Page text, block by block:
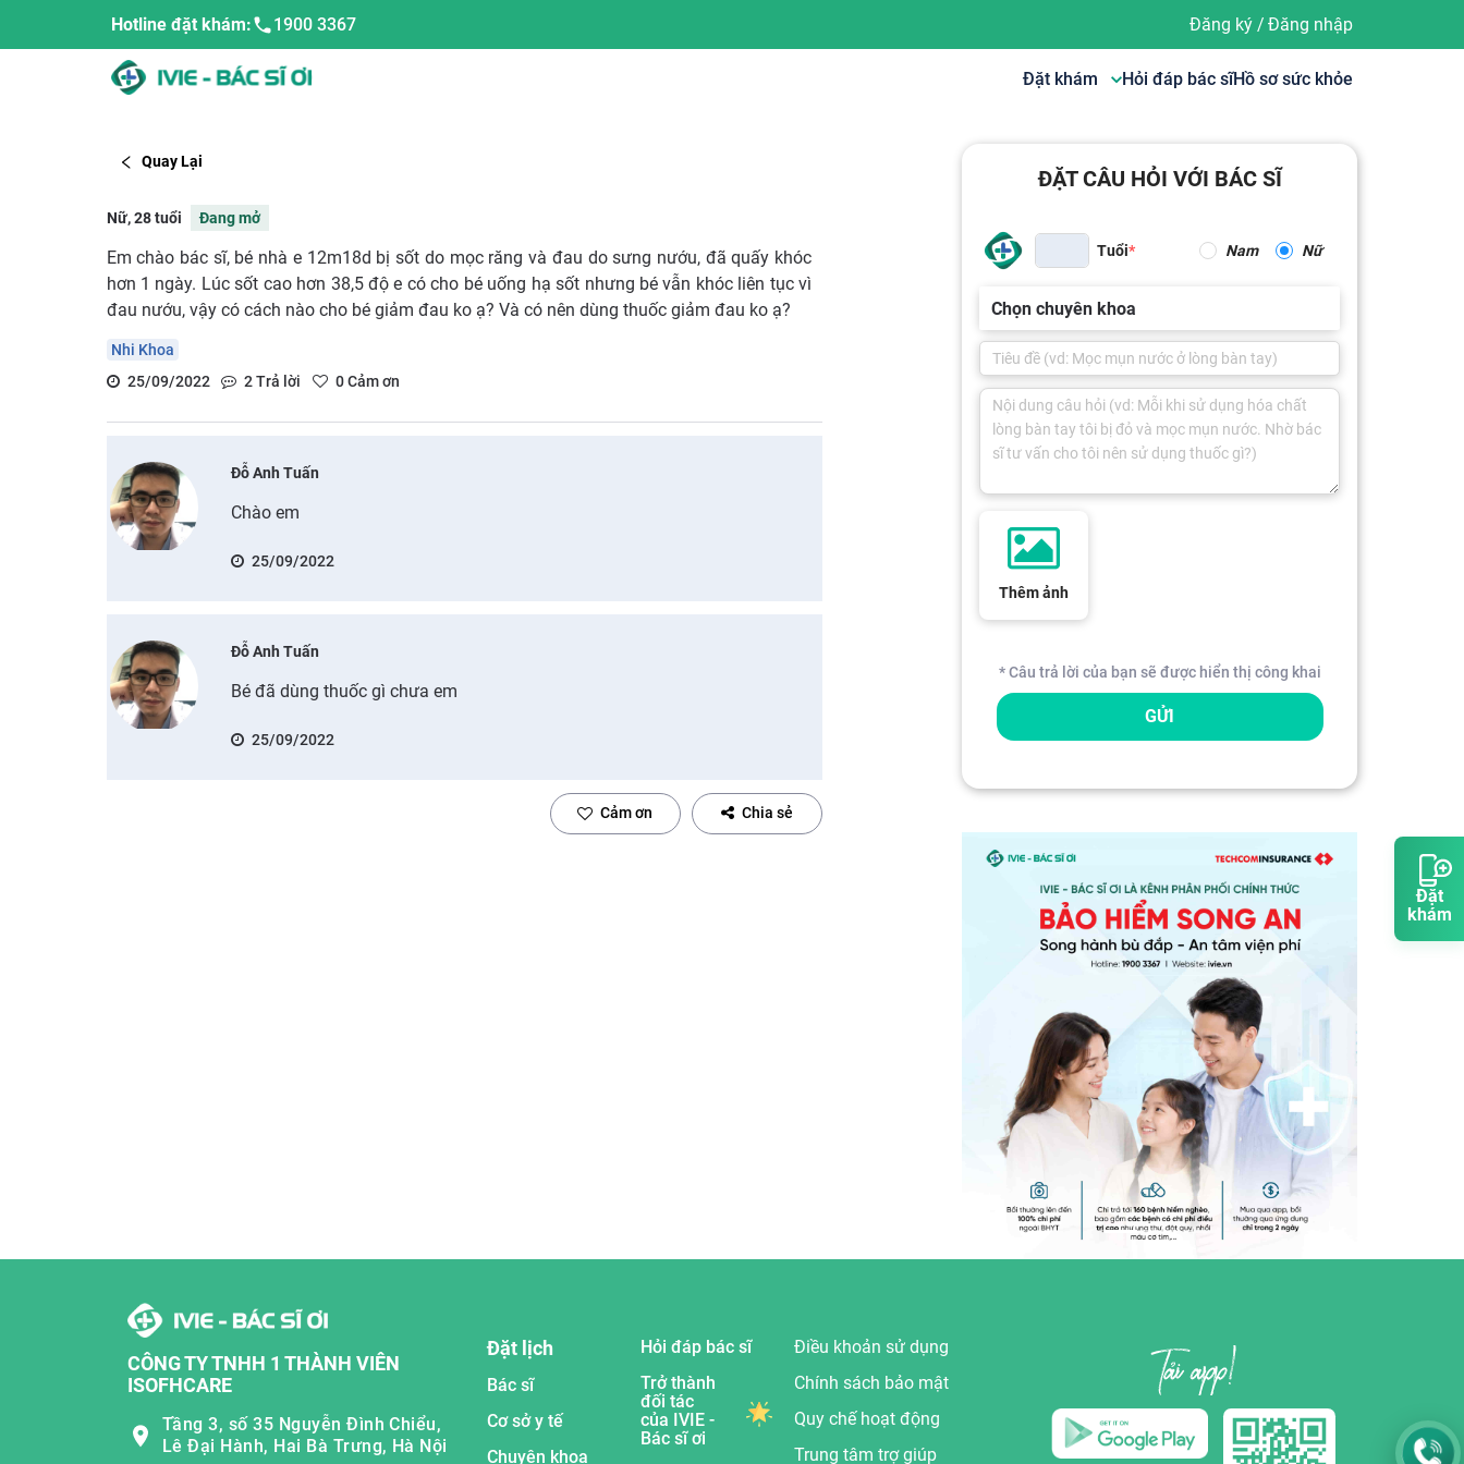
Đặt
khám
Hotline đặt khám: 1900 3367 Đăng ký/ Đăng nhập
Đặt khám Hỏi đáp bác sĩHồ sơ sức khỏe
Quay Lại
Nữ, 28 tuổi Đang mở
Em chào bác sĩ, bé nhà e 12m18d bị sốt do mọc răng và đau do sưng nướu, đã quấy khóc
hơn 1 ngày. Lúc sốt cao hơn 38,5 độ e có cho bé uống hạ sốt nhưng bé vẫn khóc liên tục vì
đau nướu, vậy có cách nào cho bé giảm đau ko ạ? Và có nên dùng thuốc giảm đau ko ạ?
Nhi Khoa
25/09/2022
2Trả lời 0Cảm ơn
Đỗ Anh Tuấn
Chào em
25/09/2022
Đỗ Anh Tuấn
Bé đã dùng thuốc gì chưa em
25/09/2022
Cảm ơn Chia sẻ
ĐẶT CÂU HỎI VỚI BÁC SĨ
Tuổi Nam Nữ
Chọn chuyên khoa
Thêm ảnh
* Câu trả lời của bạn sẽ được hiển thị công khai
GỬI
CÔNG TY TNHH 1 THÀNH VIÊN
ISOFHCARE
Tầng 3, số 35 Nguyễn Đình Chiểu,
Lê Đại Hành, Hai Bà Trưng, Hà Nội
Đặt lịch
Bác sĩ
Cơ sở y tế
Chuyên khoa
Hỏi đáp bác sĩ
Trở thành
đối tác
của IVIE -
Bác sĩ ơi
Điều khoản sử dụng
Chính sách bảo mật
Quy chế hoạt động
Trung tâm trợ giúp